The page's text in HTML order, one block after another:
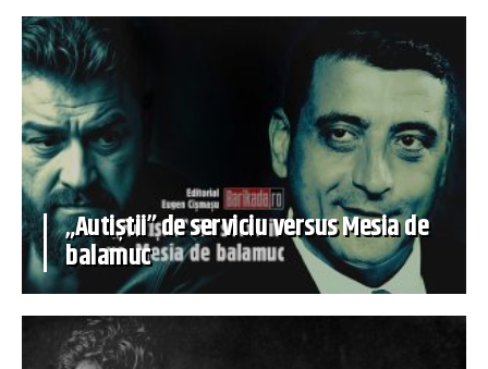
„Autiștii” de serviciu versus Mesia de
balamuc